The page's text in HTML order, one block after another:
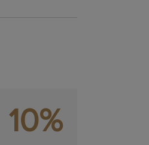
10%